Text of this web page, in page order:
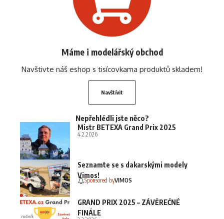
Máme i modelářský obchod
Navštivte náš eshop s tisícovkama produktů skladem!
Navštívit
Nepřehlédli jste něco?
Mistr BETEXA Grand Prix 2025
4.2.2026
Seznamte se s dakarskými modely
Vimos!
Sponsored byVIMOS
GRAND PRIX 2025 – ZÁVĚREČNÉ
FINÁLE